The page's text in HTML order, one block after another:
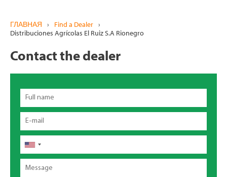
ГЛАВНАЯ › Find a Dealer ›
Distribuciones Agrícolas El Ruiz S.A Rionegro
Contact the dealer
Full
name
Email
Телефон
Message